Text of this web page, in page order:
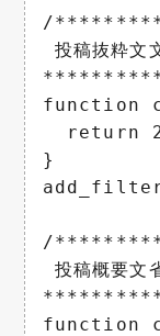
/
投稿抜粋文
function
return
}
/
投稿概要文
function